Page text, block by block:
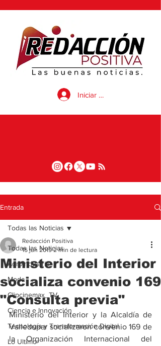
Iniciar sesión
Entrada
Todas las Noticias
Agroindustria
Moda
Clipcinemax_TV
Ciencia e Innovación
Tecnología y Transformación Digital
Lo Ultimo
Todas las Noticias
Ministerio del Interior
socializa convenio 169
"Consulta previa"
Redacción Positiva
15 jun 2019 2 min de lectura
Ministerio del Interior y la Alcaldía de
Valledupar socializaron convenio 169 de
la Organización Internacional del